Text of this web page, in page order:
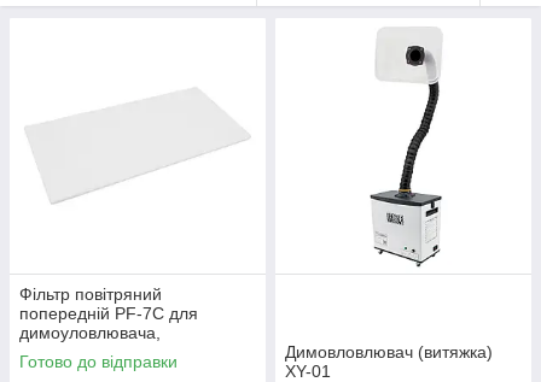
Фільтр повітряний
попередній PF-7C для
димоуловлювача,
бавовняний фільтр очищення
повітря для витяжки
Готово до відправки
Димовловлювач (витяжка)
XY-01